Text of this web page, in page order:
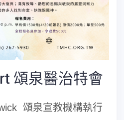
頌泉醫治特會
頌泉宣教機構執行